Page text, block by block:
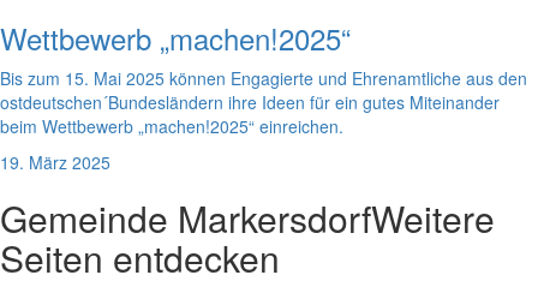
Wettbewerb „machen!2025“
Bis zum 15. Mai 2025 können Engagierte und Ehrenamtliche aus den
ostdeutschen´Bundesländern ihre Ideen für ein gutes Miteinander
beim Wettbewerb „machen!2025“ einreichen.
19. März 2025
Gemeinde MarkersdorfWeitere
Seiten entdecken